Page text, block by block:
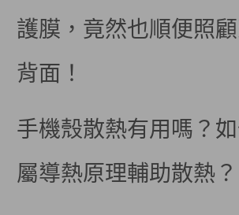
護膜，竟然也順便照
背面！
手機殼散熱有用嗎？
屬導熱原理輔助散熱？